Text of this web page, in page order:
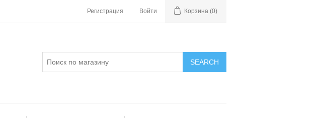
Регистрация Войти Корзина (0)